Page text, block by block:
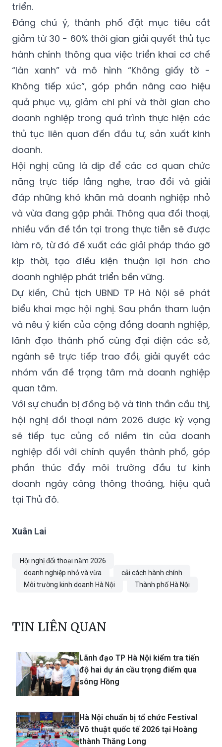
triển.
Đáng chú ý, thành phố đặt mục tiêu cắt
giảm từ 30 - 60% thời gian giải quyết thủ tục
hành chính thông qua việc triển khai cơ chế
“làn xanh” và mô hình “Không giấy tờ -
Không tiếp xúc”, góp phần nâng cao hiệu
quả phục vụ, giảm chi phí và thời gian cho
doanh nghiệp trong quá trình thực hiện các
thủ tục liên quan đến đầu tư, sản xuất kinh
doanh.
Hội nghị cũng là dịp để các cơ quan chức
năng trực tiếp lắng nghe, trao đổi và giải
đáp những khó khăn mà doanh nghiệp nhỏ
và vừa đang gặp phải. Thông qua đối thoại,
nhiều vấn đề tồn tại trong thực tiễn sẽ được
làm rõ, từ đó đề xuất các giải pháp tháo gỡ
kịp thời, tạo điều kiện thuận lợi hơn cho
doanh nghiệp phát triển bền vững.
Dự kiến, Chủ tịch UBND TP Hà Nội sẽ phát
biểu khai mạc hội nghị. Sau phần tham luận
và nêu ý kiến của cộng đồng doanh nghiệp,
lãnh đạo thành phố cùng đại diện các sở,
ngành sẽ trực tiếp trao đổi, giải quyết các
nhóm vấn đề trọng tâm mà doanh nghiệp
quan tâm.
Với sự chuẩn bị đồng bộ và tinh thần cầu thị,
hội nghị đối thoại năm 2026 được kỳ vọng
sẽ tiếp tục củng cố niềm tin của doanh
nghiệp đối với chính quyền thành phố, góp
phần thúc đẩy môi trường đầu tư kinh
doanh ngày càng thông thoáng, hiệu quả
tại Thủ đô.
Xuân Lai
Hội nghị đối thoại năm 2026
doanh nghiệp nhỏ và vừa
cải cách hành chính
Môi trường kinh doanh Hà Nội
Thành phố Hà Nội
TIN LIÊN QUAN
Lãnh đạo TP Hà Nội kiểm tra tiến
độ hai dự án cầu trọng điểm qua
sông Hồng
Hà Nội chuẩn bị tổ chức Festival
Võ thuật quốc tế 2026 tại Hoàng
thành Thăng Long